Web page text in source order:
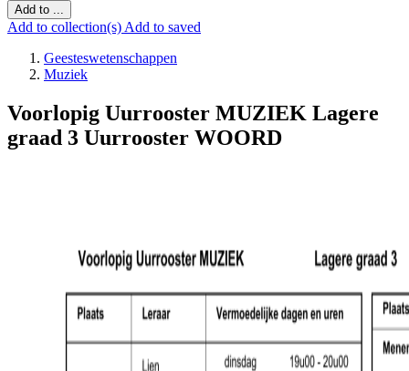
Add to ...
Add to collection(s) Add to saved
Geesteswetenschappen
Muziek
Voorlopig Uurrooster MUZIEK Lagere
graad 3 Uurrooster WOORD